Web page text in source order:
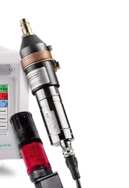
för att uppnå olika
att tryckluften
Lufttorkens
torkens effektivitet
är
lägre, ofta så låga
-70 °C (-94 °F),
absorberande material